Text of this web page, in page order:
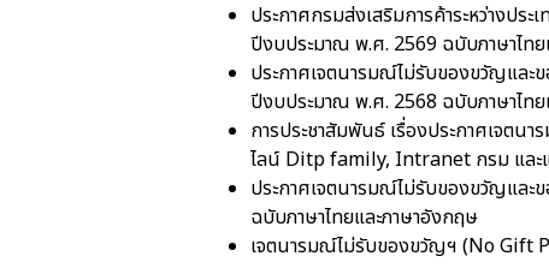
ประกาศกรมส่งเสริมการค้าระหว่างป
ปีงบประมาณ พ.ศ. 2569 ฉบับภาษาไท
ประกาศเจตนารมณ์ไม่รับของขวัญและ
ปีงบประมาณ พ.ศ. 2568 ฉบับภาษาไท
การประชาสัมพันธ์ เรื่องประกาศเจตน
ไลน์ Ditp family, Intranet กรม และ
ประกาศเจตนารมณ์ไม่รับของขวัญและ
ฉบับภาษาไทยและภาษาอังกฤษ
เจตนารมณ์ไม่รับของขวัญฯ (No Gift